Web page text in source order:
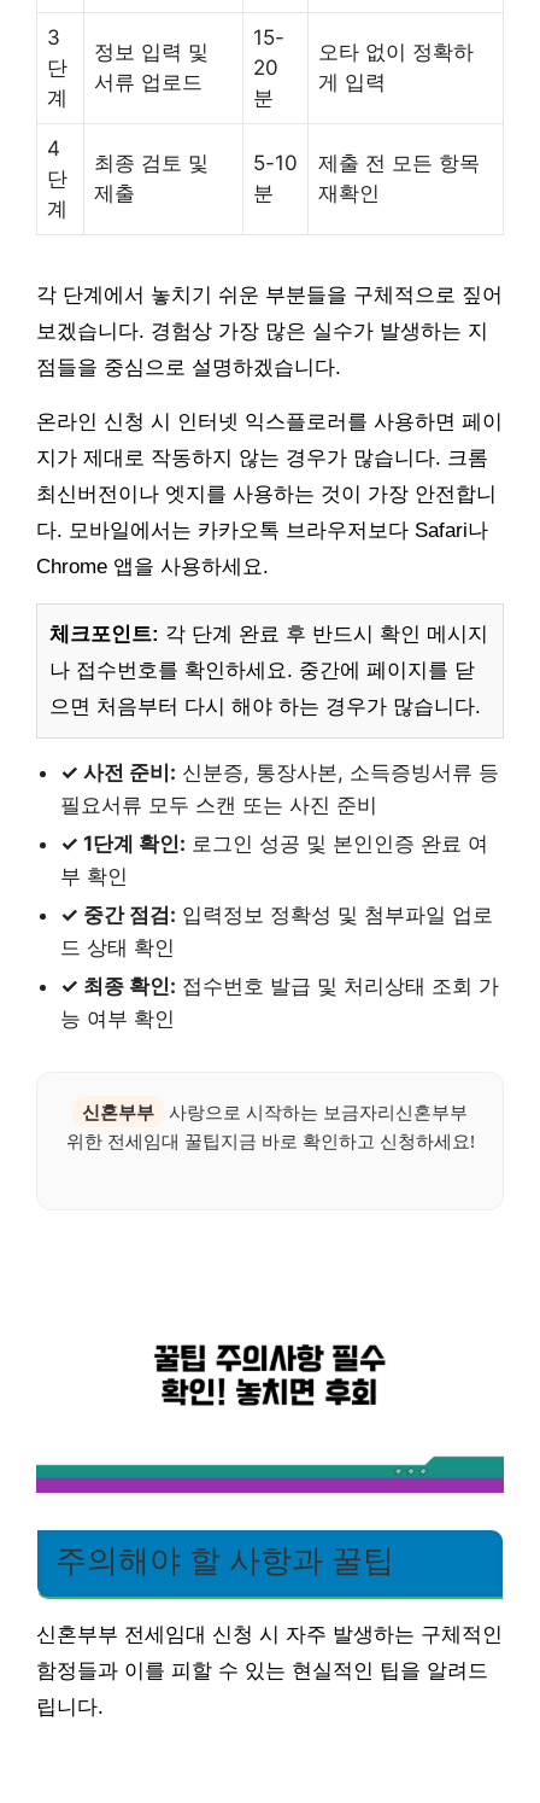
3
단
계
정보 입력 및
서류 업로드
15-
20
분
오타 없이 정확하
게 입력
4
단
계
최종 검토 및
제출
5-10
분
제출 전 모든 항목
재확인
각 단계에서 놓치기 쉬운 부분들을 구체적으로 짚어
보겠습니다. 경험상 가장 많은 실수가 발생하는 지
점들을 중심으로 설명하겠습니다.
온라인 신청 시 인터넷 익스플로러를 사용하면 페이
지가 제대로 작동하지 않는 경우가 많습니다. 크롬
최신버전이나 엣지를 사용하는 것이 가장 안전합니
다. 모바일에서는 카카오톡 브라우저보다 Safari나
Chrome 앱을 사용하세요.
체크포인트: 각 단계 완료 후 반드시 확인 메시지
나 접수번호를 확인하세요. 중간에 페이지를 닫
으면 처음부터 다시 해야 하는 경우가 많습니다.
✓ 사전 준비: 신분증, 통장사본, 소득증빙서류 등
필요서류 모두 스캔 또는 사진 준비
✓ 1단계 확인: 로그인 성공 및 본인인증 완료 여
부 확인
✓ 중간 점검: 입력정보 정확성 및 첨부파일 업로
드 상태 확인
✓ 최종 확인: 접수번호 발급 및 처리상태 조회 가
능 여부 확인
신혼부부 사랑으로 시작하는 보금자리신혼부부
위한 전세임대 꿀팁지금 바로 확인하고 신청하세요!
주의해야 할 사항과 꿀팁
신혼부부 전세임대 신청 시 자주 발생하는 구체적인
함정들과 이를 피할 수 있는 현실적인 팁을 알려드
립니다.